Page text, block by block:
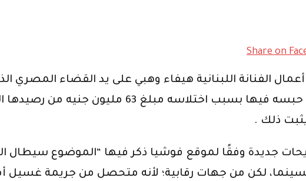
Share on
الفنانة اللبنانية هيفاء وهبي على يد القضاء
قدمه محاميه وذلك في القضية التي تم حبسه
ذلك .
جديدة وفقًا لموقع فوشيا ذكر فيها “الموضوع سيطال
لكن من جهات رقابية؛ لأنه متحصل من جريمة غسيل